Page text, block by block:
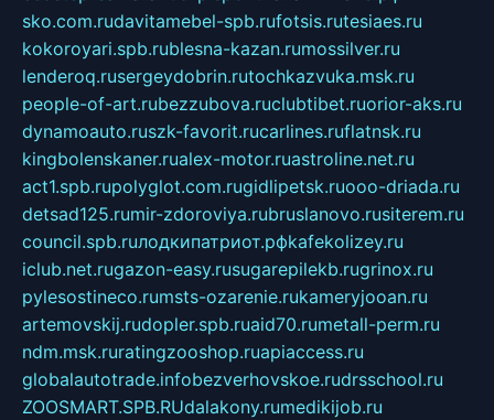
sko.com.rudavitamebel-spb.rufotsis.rutesiaes.ru
kokoroyari.spb.rublesna-kazan.rumossilver.ru
lenderoq.rusergeydobrin.rutochkazvuka.msk.ru
people-of-art.rubezzubova.ruclubtibet.ruorior-aks.ru
dynamoauto.ruszk-favorit.rucarlines.ruflatnsk.ru
kingbolenskaner.rualex-motor.ruastroline.net.ru
act1.spb.rupolyglot.com.rugidlipetsk.ruooo-driada.ru
detsad125.rumir-zdoroviya.rubruslanovo.rusiterem.ru
council.spb.ruлодкипатриот.рфkafekolizey.ru
iclub.net.rugazon-easy.rusugarepilekb.rugrinox.ru
pylesostineco.rumsts-ozarenie.rukameryjooan.ru
artemovskij.rudopler.spb.ruaid70.rumetall-perm.ru
ndm.msk.ruratingzooshop.ruapiaccess.ru
globalautotrade.infobezverhovskoe.rudrsschool.ru
ZOOSMART.SPB.RUdalakony.rumedikijob.ru